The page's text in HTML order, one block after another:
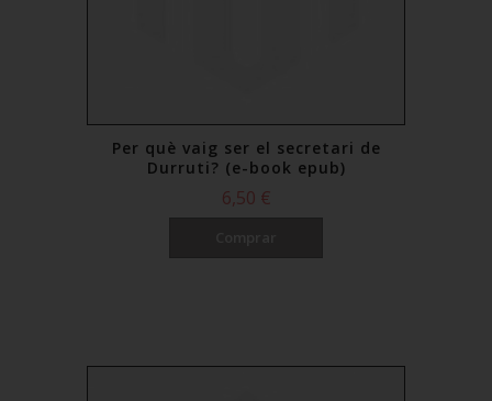
Per què vaig ser el secretari de
Durruti? (e-book epub)
6,50 €